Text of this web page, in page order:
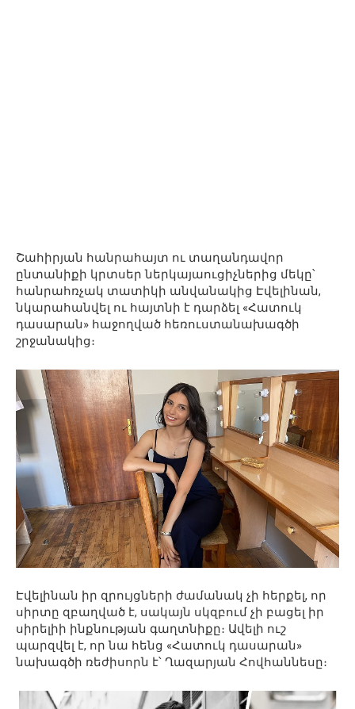
Շահիրյան հանրահայտ ու տաղանդավոր
ընտանիքի կրտսեր ներկայաուցիչներից մեկը՝
հանրահռչակ տատիկի անվանակից Էվելինան,
նկարահանվել ու հայտնի է դարձել «Հատուկ
դասարան» հաջողված հեռուստանախագծի
շրջանակից։
Էվելինան իր զրույցների ժամանակ չի հերքել, որ
սիրտը զբաղված է, սակայն սկզբում չի բացել իր
սիրելիի ինքնության գաղտնիքը։ Ավելի ուշ
պարզվել է, որ նա հենց «Հատուկ դասարան»
նախագծի ռեժիսորն է՝ Ղազարյան Հովհաննեսը։